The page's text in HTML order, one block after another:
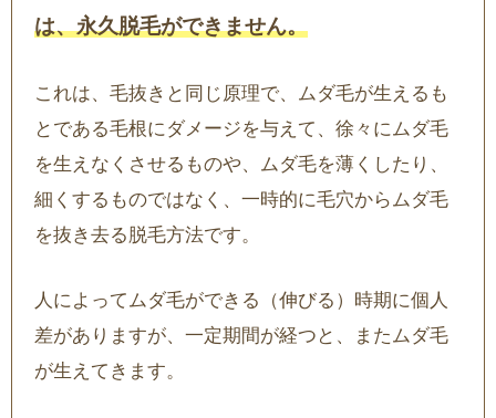
は、永久脱毛ができません。
これは、毛抜きと同じ原理で、ムダ毛が生えるも
とである毛根にダメージを与えて、徐々にムダ毛
を生えなくさせるものや、ムダ毛を薄くしたり、
細くするものではなく、一時的に毛穴からムダ毛
を抜き去る脱毛方法です。
人によってムダ毛ができる（伸びる）時期に個人
差がありますが、一定期間が経つと、またムダ毛
が生えてきます。